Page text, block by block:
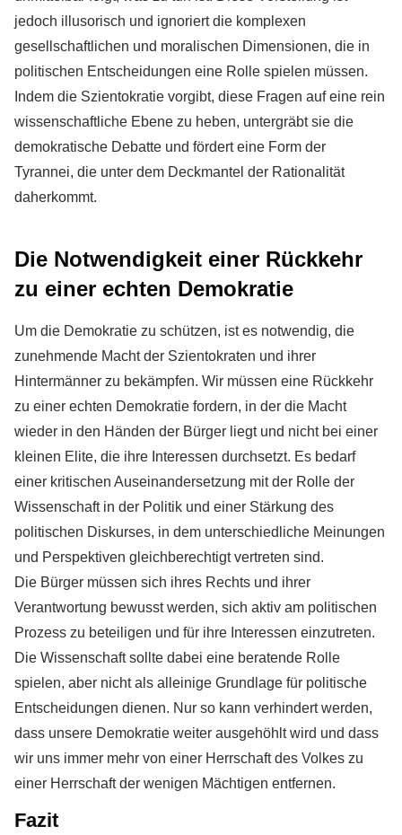
jedoch illusorisch und ignoriert die komplexen
gesellschaftlichen und moralischen Dimensionen, die in
politischen Entscheidungen eine Rolle spielen müssen.
Indem die Szientokratie vorgibt, diese Fragen auf eine rein
wissenschaftliche Ebene zu heben, untergräbt sie die
demokratische Debatte und fördert eine Form der
Tyrannei, die unter dem Deckmantel der Rationalität
daherkommt.
Die Notwendigkeit einer Rückkehr
zu einer echten Demokratie
Um die Demokratie zu schützen, ist es notwendig, die
zunehmende Macht der Szientokraten und ihrer
Hintermänner zu bekämpfen. Wir müssen eine Rückkehr
zu einer echten Demokratie fordern, in der die Macht
wieder in den Händen der Bürger liegt und nicht bei einer
kleinen Elite, die ihre Interessen durchsetzt. Es bedarf
einer kritischen Auseinandersetzung mit der Rolle der
Wissenschaft in der Politik und einer Stärkung des
politischen Diskurses, in dem unterschiedliche Meinungen
und Perspektiven gleichberechtigt vertreten sind.
Die Bürger müssen sich ihres Rechts und ihrer
Verantwortung bewusst werden, sich aktiv am politischen
Prozess zu beteiligen und für ihre Interessen einzutreten.
Die Wissenschaft sollte dabei eine beratende Rolle
spielen, aber nicht als alleinige Grundlage für politische
Entscheidungen dienen. Nur so kann verhindert werden,
dass unsere Demokratie weiter ausgehöhlt wird und dass
wir uns immer mehr von einer Herrschaft des Volkes zu
einer Herrschaft der wenigen Mächtigen entfernen.
Fazit